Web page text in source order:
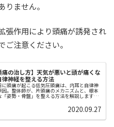
ません。
張作用により頭痛が誘発され
注意ください。
痛の治し方】天気が悪いと頭が痛くな
律神経を整える方法
に頭痛が起こる低気圧頭痛は、内耳と自律神
因。整体師が、片頭痛のメカニズムと、根本
「姿勢・骨盤」を整える方法を解説します。
ボ押し3選もご紹介。
2020.09.27